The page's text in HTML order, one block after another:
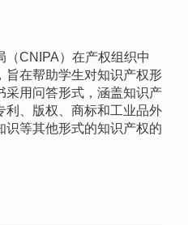
（CNIPA）在产权组织中
旨在帮助学生对知识产权形
采用问答形式，涵盖知识产
利、版权、商标和工业品外
识等其他形式的知识产权的